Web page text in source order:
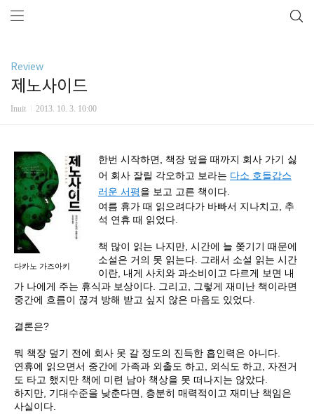
Review
제노사이드
Inuit 2013. 10. 3. 10:00
다카노 가즈아키
한번 시작하면, 책장 덮을 때까지 회사 가기 싫
어 회사 잘릴 각오하고 보라는 다소 호들갑스
러운 서평을 보고 고른 책이다.
여름 휴가 때 읽으려다가 바빠서 지나치고, 추
석 연휴 때 읽었다.
책 많이 읽는 나지만, 시간에 늘 쫒기기 때문에
소설은 거의 못 읽는다. 그래서 소설 읽는 시간
이란, 내게 사치와 과소비이고 다르게 보면 내
가 나에게 주는 휴식과 보상이다.
그리고, 그렇게 재미난 책이라면
중간에 흐름이 끊겨 방해 받고 싶지 않은 마음도 있었다.
결론은?
뭐 책장 덮기 전에 회사 못 갈 정도의 진득한 흡인력은 아니다.
연휴에 읽으면서 중간에 가족과 외출도 하고, 외식도 하고, 자전거
도 타고 했지만 책에 미련 남아 책상을 못 떠나지는 않았다.
하지만, 기대수준을 낮춘다면, 층분히 매력적이고 재미난 책임은
사실이다.